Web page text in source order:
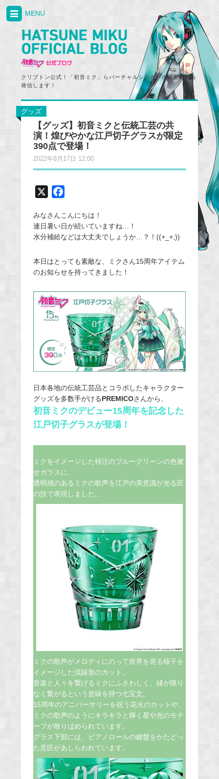
クリプトン公式！「初音ミク」らバーチャルシンガーの最新情報を
発信します！
MENU
グッズ
【グッズ】初音ミクと伝統工芸の共
演！煌びやかな江戸切子グラスが限定
390点で登場！
2022年8月17日 12:00
c
e
b
o
みなさんこんにちは！
連日暑い日が続いていますね…！
水分補給などは大丈夫でしょうか…？！((+_+;))
本日はとっても素敵な、ミクさん15周年アイテム
のお知らせを持ってきました！
日本各地の伝統工芸品とコラボしたキャラクター
グッズを多数手がけるPREMICOさんから、
初音ミクのデビュー15周年を記念した
江戸切子グラスが登場！
ミクをイメージした特注のブルーグリーンの色被
せガラスに、
透明感のあるミクの歌声を江戸の美意識が光る匠
の技で表現しました。
ミクの歌声がメロディにのって世界を巡る様子を
イメージした流線形のカット。
音楽と人々を繋げるミクにふさわしく、縁が限り
なく繋がるという意味を持つ七宝文。
15周年のアニバーサリーを祝う花火のカットや、
ミクの歌声のようにキラキラと輝く星や光のモチ
ーフが散りばめられています。
グラス下部には、ピアノロールの鍵盤をかたどっ
た意匠があしらわれています。